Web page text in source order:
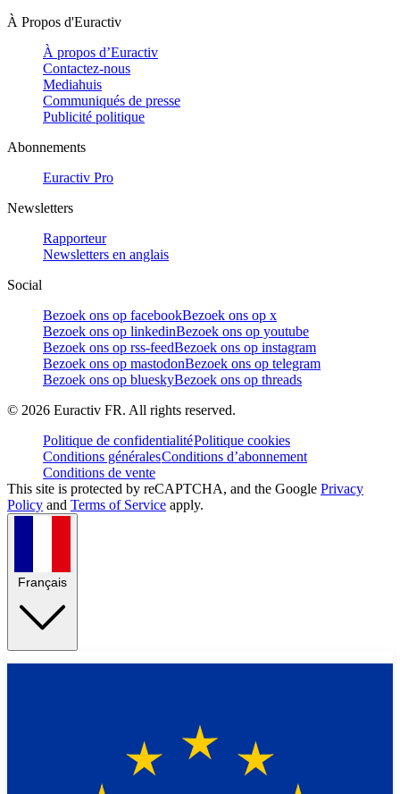
À Propos d'Euractiv
À propos d’Euractiv
Contactez-nous
Mediahuis
Communiqués de presse
Publicité politique
Abonnements
Euractiv Pro
Newsletters
Rapporteur
Newsletters en anglais
Social
Bezoek ons op facebookBezoek ons op x
Bezoek ons op linkedinBezoek ons op youtube
Bezoek ons op rss-feedBezoek ons op instagram
Bezoek ons op mastodonBezoek ons op telegram
Bezoek ons op blueskyBezoek ons op threads
© 2026 Euractiv FR. All rights reserved.
Politique de confidentialitéPolitique cookies
Conditions généralesConditions d’abonnement
Conditions de vente
This site is protected by reCAPTCHA, and the Google Privacy
Policy and Terms of Service apply.
Français